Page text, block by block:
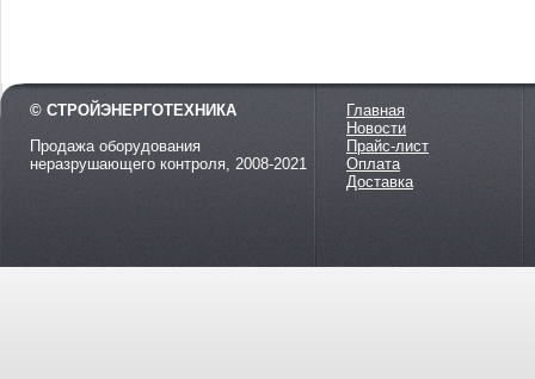
© СТРОЙЭНЕРГОТЕХНИКА
Продажа оборудования
неразрушающего контроля, 2008-2021
Главная
Новости
Прайс-лист
Оплата
Доставка